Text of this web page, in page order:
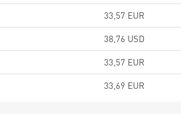
33,57 EUR
38,76 USD
33,57 EUR
33,69 EUR